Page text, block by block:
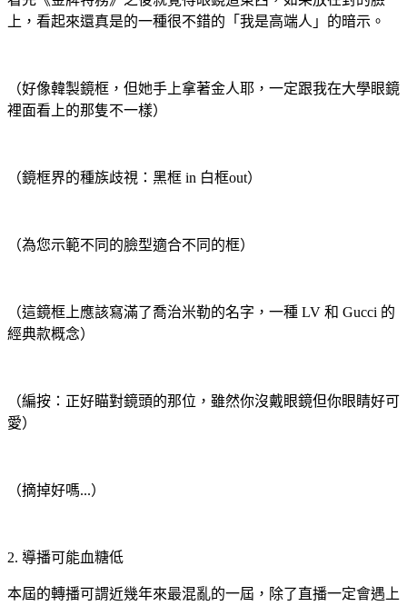
上，看起來還真是的一種很不錯的「我是高端人」的暗示。
（好像韓製鏡框，但她手上拿著金人耶，一定跟我在大學眼鏡
裡面看上的那隻不一樣）
（鏡框界的種族歧視：黑框 in 白框out）
（為您示範不同的臉型適合不同的框）
（這鏡框上應該寫滿了喬治米勒的名字，一種 LV 和 Gucci 的
經典款概念）
（編按：正好瞄對鏡頭的那位，雖然你沒戴眼鏡但你眼睛好可
愛）
（摘掉好嗎...）
2. 導播可能血糖低
本屆的轉播可謂近幾年來最混亂的一屆，除了直播一定會遇上